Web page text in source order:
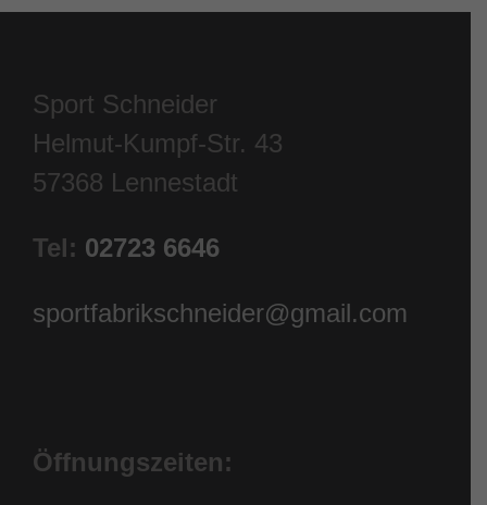
Sport Schneider
Helmut-Kumpf-Str. 43
57368 Lennestadt
Tel: 02723 6646
sportfabrikschneider@gmail.com
Öffnungszeiten: